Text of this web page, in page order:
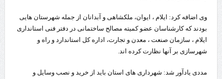
مرز چیلات دهلران می‌تواند مکمل مرز بین‌المللی مهران شود
روایت روزنامه اتریشی از بحران در مرز مغرب و اسپانیا
گذشت
وی اضافه کرد: ایلام ، ایوان، ملکشاهی و آبدانان از جمله شهرستان هایی
بودند که کارشناسان عضو کمیته مصالح ساختمانی در دفتر فنی استانداری
ایلام ، سازمان صنعت ، معدن و تجارت، اداره کل استاندارد و راه و
شهرسازی بر آنها نظارت کرده اند.
مددی یادآور شد: شهرداری های استان باید از خرید و نصب وسایل و